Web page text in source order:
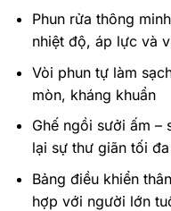
Phun rửa thông
nhiệt độ, áp lực và
Vòi phun tự làm
mòn, kháng khuẩn
Ghế ngồi sưởi ấm –
lại sự thư giãn tối đa
Bảng điều khiển
hợp với người lớn